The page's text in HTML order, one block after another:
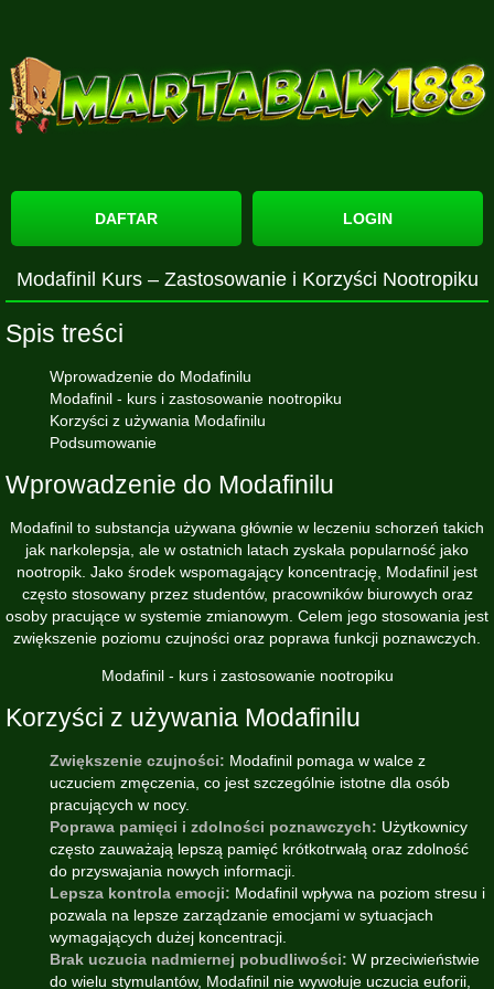
DAFTAR LOGIN
Modafinil Kurs – Zastosowanie i Korzyści Nootropiku
Spis treści
Wprowadzenie do Modafinilu
Modafinil - kurs i zastosowanie nootropiku
Korzyści z używania Modafinilu
Podsumowanie
Wprowadzenie do Modafinilu
Modafinil to substancja używana głównie w leczeniu schorzeń takich
jak narkolepsja, ale w ostatnich latach zyskała popularność jako
nootropik. Jako środek wspomagający koncentrację, Modafinil jest
często stosowany przez studentów, pracowników biurowych oraz
osoby pracujące w systemie zmianowym. Celem jego stosowania jest
zwiększenie poziomu czujności oraz poprawa funkcji poznawczych.
Modafinil - kurs i zastosowanie nootropiku
Korzyści z używania Modafinilu
Zwiększenie czujności: Modafinil pomaga w walce z
uczuciem zmęczenia, co jest szczególnie istotne dla osób
pracujących w nocy.
Poprawa pamięci i zdolności poznawczych: Użytkownicy
często zauważają lepszą pamięć krótkotrwałą oraz zdolność
do przyswajania nowych informacji.
Lepsza kontrola emocji: Modafinil wpływa na poziom stresu i
pozwala na lepsze zarządzanie emocjami w sytuacjach
wymagających dużej koncentracji.
Brak uczucia nadmiernej pobudliwości: W przeciwieństwie
do wielu stymulantów, Modafinil nie wywołuje uczucia euforii,